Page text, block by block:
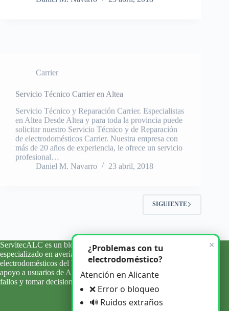
Servicio Técnico Carrier en Altea
Servicio Técnico y Reparación Carrier. Especialistas
en Altea Desde Altea y para toda la provincia puede
solicitar nuestro Servicio Técnico y de Reparación
de electrodomésticos Carrier. Nuestra empresa con
más de 20 años de experiencia, le ofrece un servicio
profesional…
Daniel M. Navarro
23 abril, 2018
SIGUIENTE
ServitecALC es un blog informativo y de orientación técnica
especializado en averías, errores y problemas habituales de
electrodomésticos del hogar. Ofrecemos información clara y
apoyo a usuarios de Alicante y su provincia para entender
fallos y tomar decisiones con criterio.
×
¿Problemas con tu
electrodoméstico?
Atención en Alicante
❌ Error o bloqueo
🔊 Ruidos extraños